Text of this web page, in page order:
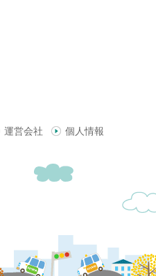
運営会社 個人情報